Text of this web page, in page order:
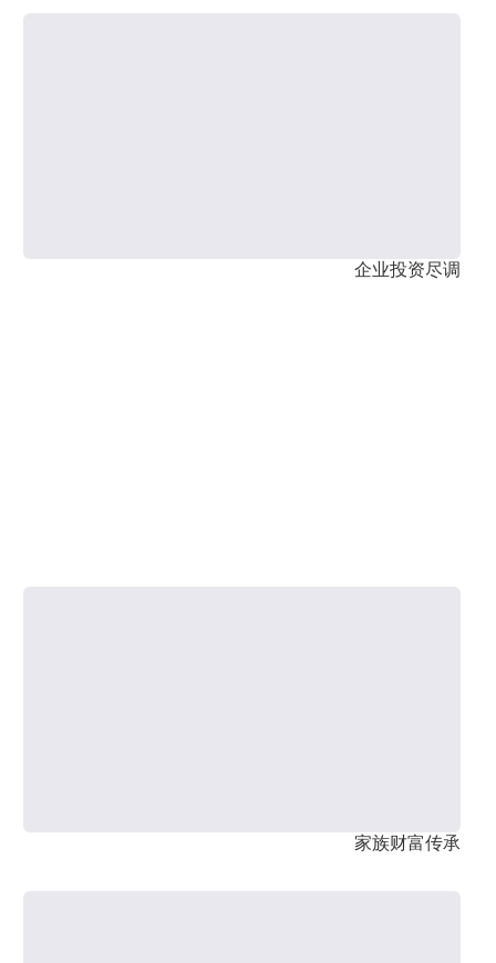
企业投资尽调
家族财富传承